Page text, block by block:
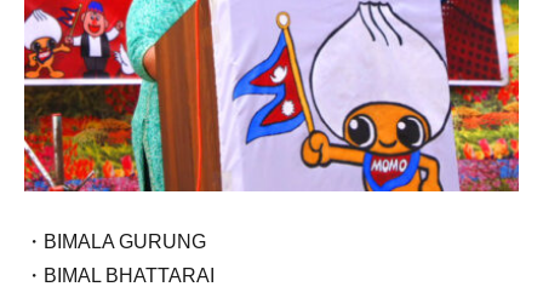
・BIMALA GURUNG
・BIMAL BHATTARAI